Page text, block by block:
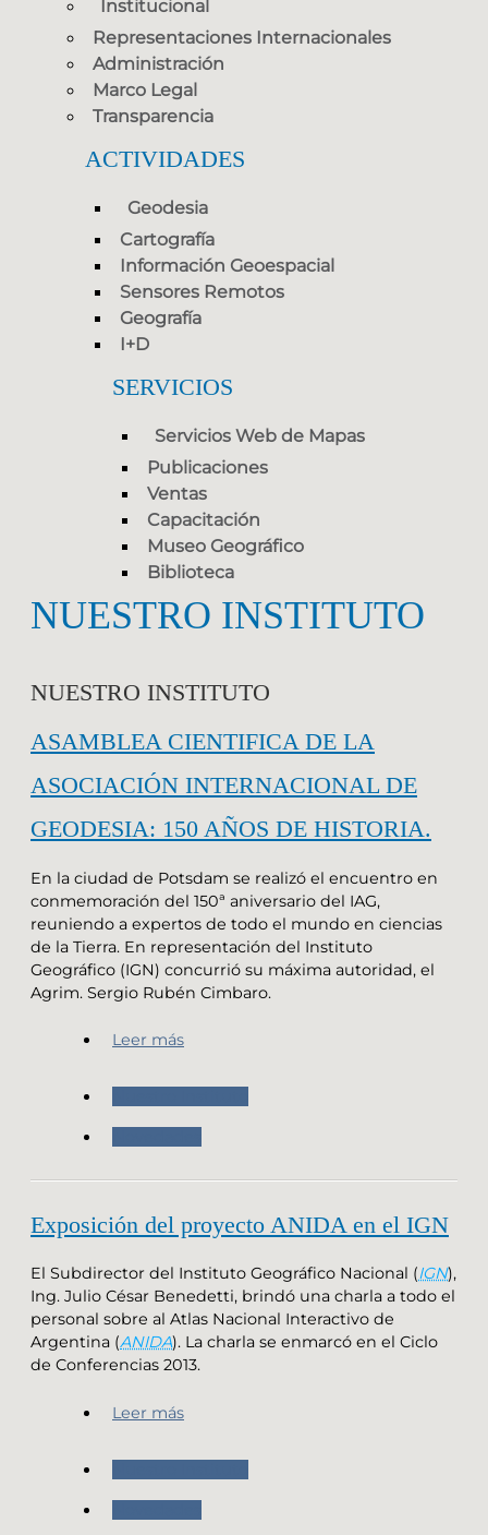
Institucional
Representaciones Internacionales
Administración
Marco Legal
Transparencia
ACTIVIDADES
Geodesia
Cartografía
Información Geoespacial
Sensores Remotos
Geografía
I+D
SERVICIOS
Servicios Web de Mapas
Publicaciones
Ventas
Capacitación
Museo Geográfico
Biblioteca
NUESTRO INSTITUTO
NUESTRO INSTITUTO
ASAMBLEA CIENTIFICA DE LA
ASOCIACIÓN INTERNACIONAL DE
GEODESIA: 150 AÑOS DE HISTORIA.
En la ciudad de Potsdam se realizó el encuentro en
conmemoración del 150ª aniversario del IAG,
reuniendo a expertos de todo el mundo en ciencias
de la Tierra. En representación del Instituto
Geográfico (IGN) concurrió su máxima autoridad, el
Agrim. Sergio Rubén Cimbaro.
Leer más
Exposición del proyecto ANIDA en el IGN
El Subdirector del Instituto Geográfico Nacional (IGN),
Ing. Julio César Benedetti, brindó una charla a todo el
personal sobre al Atlas Nacional Interactivo de
Argentina (ANIDA). La charla se enmarcó en el Ciclo
de Conferencias 2013.
Leer más